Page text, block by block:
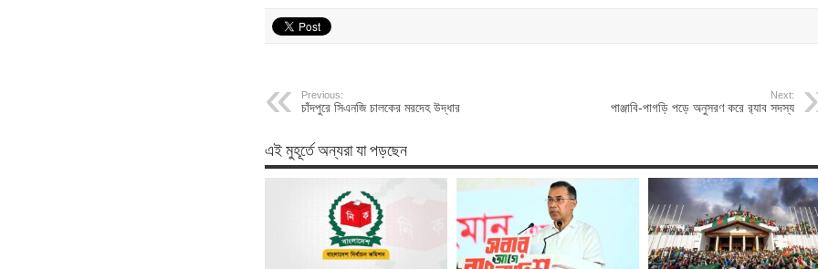
Previous:
চাঁদপুরে সিএনজি চালকের মরদেহ উদ্ধার
Next:
পাঞ্জাবি-পাগড়ি পড়ে অনুসরণ করে র‌্যাব সদস্য
এই মুহূর্তে অন্যরা যা পড়ছেন